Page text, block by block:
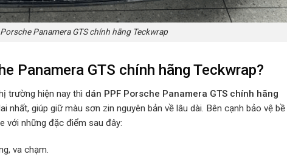
Panamera GTS chính hãng Teckwrap
Panamera GTS chính hãng Teckwrap?
trường hiện nay thì dán PPF Porsche Panamera GTS chính hãng
nhất, giúp giữ màu sơn zin nguyên bản về lâu dài. Bên cạnh bảo vệ
với những đặc điểm sau đây:
va chạm.